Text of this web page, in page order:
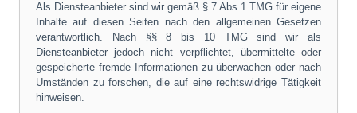
Als Diensteanbieter sind wir gemäß § 7 Abs.1 TMG für eigene
Inhalte auf diesen Seiten nach den allgemeinen Gesetzen
verantwortlich. Nach §§ 8 bis 10 TMG sind wir als
Diensteanbieter jedoch nicht verpflichtet, übermittelte oder
gespeicherte fremde Informationen zu überwachen oder nach
Umständen zu forschen, die auf eine rechtswidrige Tätigkeit
hinweisen.